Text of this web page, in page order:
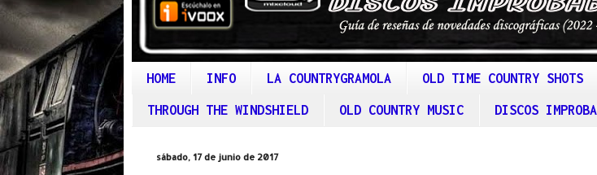
HOME INFO LA COUNTRYGRAMOLA OLD TIME COUNTRY SHOTS
THROUGH THE WINDSHIELD OLD COUNTRY MUSIC DISCOS
sábado, 17 de junio de 2017